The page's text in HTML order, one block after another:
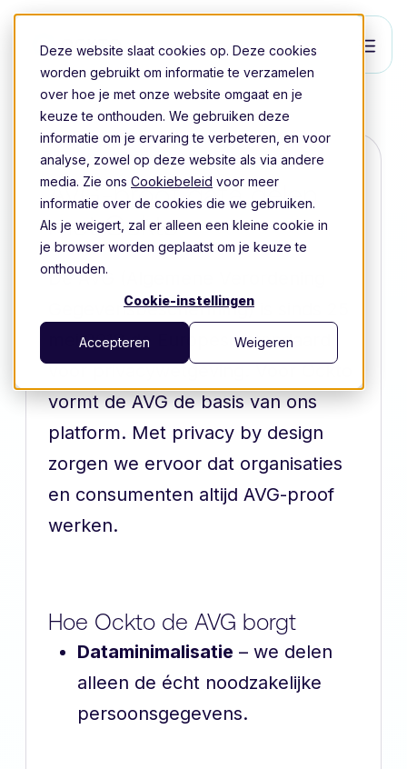
Deze website slaat cookies op. Deze cookies
worden gebruikt om informatie te verzamelen
over hoe je met onze website omgaat en je
keuze te onthouden. We gebruiken deze
informatie om je ervaring te verbeteren, en voor
analyse, zowel op deze website als via andere
media. Zie ons Cookiebeleid voor meer
informatie over de cookies die we gebruiken.
Als je weigert, zal er alleen een kleine cookie in
je browser worden geplaatst om je keuze te
onthouden.
Cookie-instellingen
Accepteren Weigeren
AVG-proof data delen
met Ockto
De AVG (Algemene Verordening
Gegevensbescherming) is sinds 25
mei 2018 de Europese standaard
voor privacywetgeving. Voor Ockto
vormt de AVG de basis van ons
platform. Met privacy by design
zorgen we ervoor dat organisaties
en consumenten altijd AVG-proof
werken.
Hoe Ockto de AVG borgt
Dataminimalisatie – we delen
alleen de écht noodzakelijke
persoonsgegevens.